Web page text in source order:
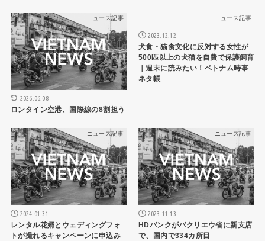
ニュース記事
2026.06.08
ロンタイン空港、国際線の8割担う
ニュース記事
2023.12.12
犬食・猫食文化に反対する女性が
500匹以上の犬猫を自費で保護飼育
｜週末に読みたい！ベトナム時事
ネタ帳
ニュース記事
2024.01.31
レンタル花婿とウェディングフォ
トが撮れるキャンペーンに申込み
ニュース記事
2023.11.13
HDバンクがバクリエウ省に新支店
で、国内で334カ所目